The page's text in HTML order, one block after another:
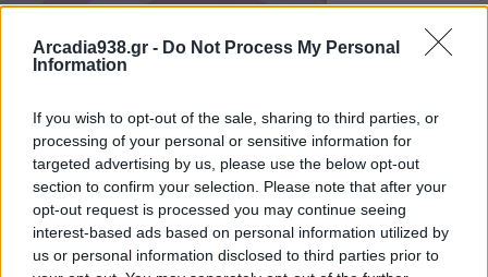
Arcadia938.gr - Do Not Process My Personal
Information
If you wish to opt-out of the sale, sharing to third parties, or
processing of your personal or sensitive information for
targeted advertising by us, please use the below opt-out
section to confirm your selection. Please note that after your
opt-out request is processed you may continue seeing
interest-based ads based on personal information utilized by
us or personal information disclosed to third parties prior to
Το, παρολίγον, Ευρωπαϊκό